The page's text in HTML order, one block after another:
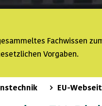
Fachwissen
Vorgaben.
EU-